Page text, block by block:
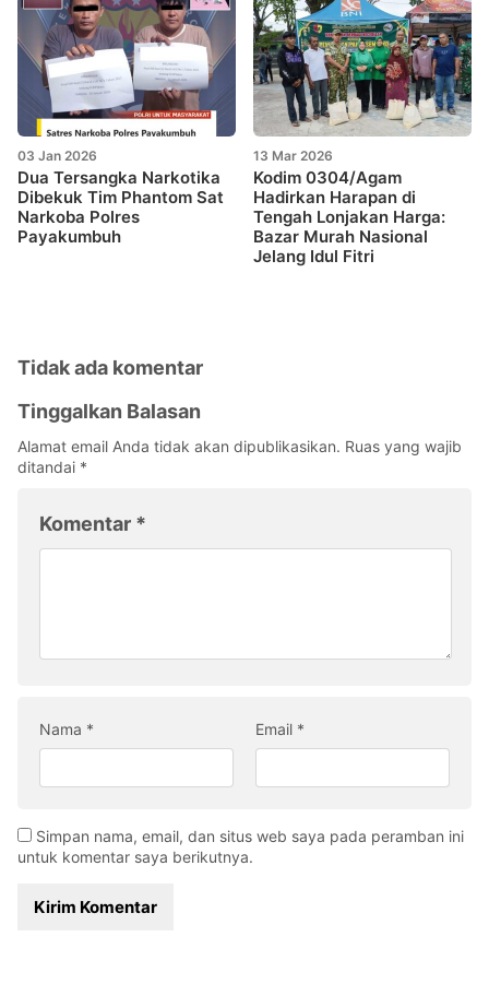
03 Jan 2026
Dua Tersangka Narkotika
Dibekuk Tim Phantom Sat
Narkoba Polres
Payakumbuh
13 Mar 2026
Kodim 0304/Agam
Hadirkan Harapan di
Tengah Lonjakan Harga:
Bazar Murah Nasional
Jelang Idul Fitri
Tidak ada komentar
Tinggalkan Balasan
Alamat email Anda tidak akan dipublikasikan. Ruas yang wajib
ditandai *
Komentar *
Nama * Email *
Simpan nama, email, dan situs web saya pada peramban ini
untuk komentar saya berikutnya.